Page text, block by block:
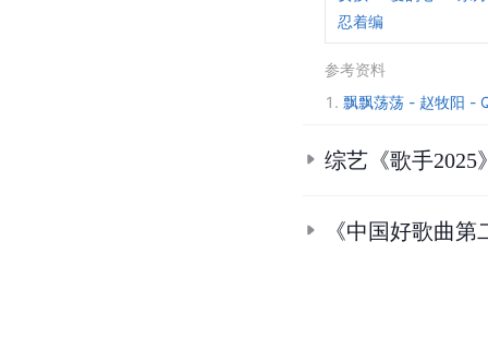
忍着编
参考资料
1. 飘飘荡荡 - 赵牧阳 -
综艺《歌手2025
《中国好歌曲